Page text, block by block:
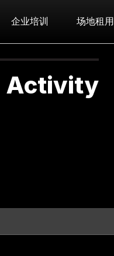
企业培训 场地租用
Activity